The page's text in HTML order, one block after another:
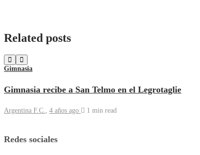
Related posts
Gimnasia
Gimnasia recibe a San Telmo en el Legrotaglie
Argentina F.C. 4 años ago 1 min read
Redes sociales